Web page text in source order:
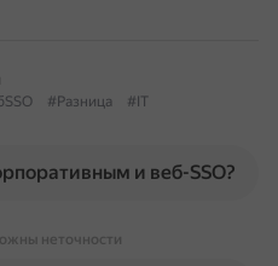
#Разница
#IT
и веб-SSO?
неточности